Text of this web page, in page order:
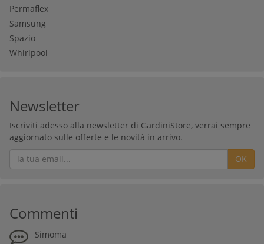
Permaflex
Samsung
Spazio
Whirlpool
Newsletter
Iscriviti adesso alla newsletter di GardiniStore, verrai sempre
aggiornato sulle offerte e le novità in arrivo.
OK
Commenti
Simoma